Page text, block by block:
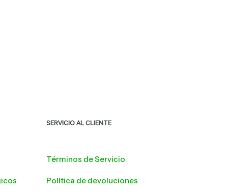
SERVICIO AL CLIENTE
Términos de Servicio
Política de devoluciones